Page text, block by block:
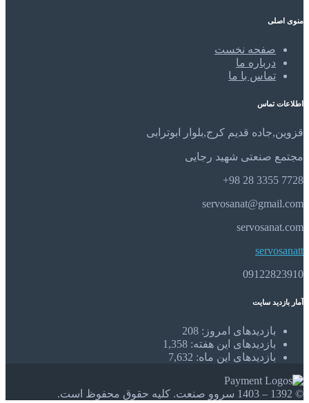
منوی اصلی
صفحه نخست
درباره ما
تماس با ما
اطلاعات تماس
قزوین,جاده قدیم کرج,بلوار ابوترابی
مجتمع صنعتی شهید رجایی
7728 3355 28 98+
servosanat@gmail.com
servosanat.com
servosanatt
09122823910
آمار بازدید سایت
بازدیدهای امروز: 208
بازدیدهای این هفته: 1,358
بازدیدهای این ماه: 7,632
© 1392 – 1403 سروو صنعت. کلیه حقوق محفوظ است.